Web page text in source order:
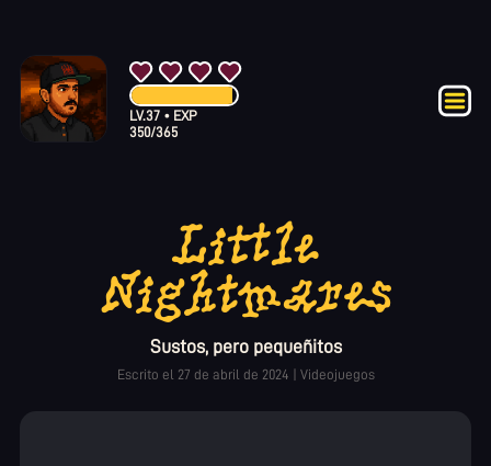
LV.37 •EXP
350/365
Little
Nightmares
Sustos, pero pequeñitos
Escrito el 27 de abril de 2024 | Videojuegos